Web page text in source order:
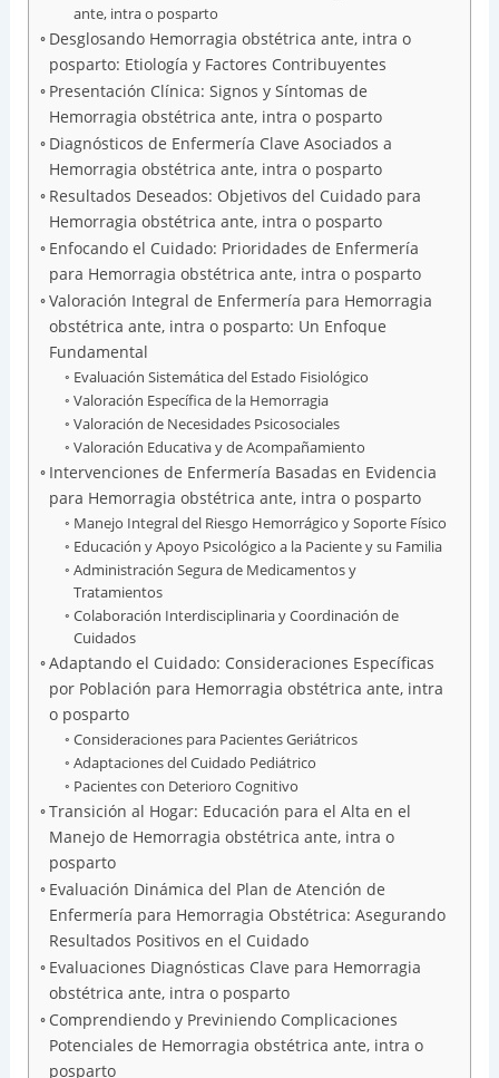
ante, intra o posparto
Desglosando Hemorragia obstétrica ante, intra o
posparto: Etiología y Factores Contribuyentes
Presentación Clínica: Signos y Síntomas de
Hemorragia obstétrica ante, intra o posparto
Diagnósticos de Enfermería Clave Asociados a
Hemorragia obstétrica ante, intra o posparto
Resultados Deseados: Objetivos del Cuidado para
Hemorragia obstétrica ante, intra o posparto
Enfocando el Cuidado: Prioridades de Enfermería
para Hemorragia obstétrica ante, intra o posparto
Valoración Integral de Enfermería para Hemorragia
obstétrica ante, intra o posparto: Un Enfoque
Fundamental
Evaluación Sistemática del Estado Fisiológico
Valoración Específica de la Hemorragia
Valoración de Necesidades Psicosociales
Valoración Educativa y de Acompañamiento
Intervenciones de Enfermería Basadas en Evidencia
para Hemorragia obstétrica ante, intra o posparto
Manejo Integral del Riesgo Hemorrágico y Soporte Físico
Educación y Apoyo Psicológico a la Paciente y su Familia
Administración Segura de Medicamentos y
Tratamientos
Colaboración Interdisciplinaria y Coordinación de
Cuidados
Adaptando el Cuidado: Consideraciones Específicas
por Población para Hemorragia obstétrica ante, intra
o posparto
Consideraciones para Pacientes Geriátricos
Adaptaciones del Cuidado Pediátrico
Pacientes con Deterioro Cognitivo
Transición al Hogar: Educación para el Alta en el
Manejo de Hemorragia obstétrica ante, intra o
posparto
Evaluación Dinámica del Plan de Atención de
Enfermería para Hemorragia Obstétrica: Asegurando
Resultados Positivos en el Cuidado
Evaluaciones Diagnósticas Clave para Hemorragia
obstétrica ante, intra o posparto
Comprendiendo y Previniendo Complicaciones
Potenciales de Hemorragia obstétrica ante, intra o
posparto